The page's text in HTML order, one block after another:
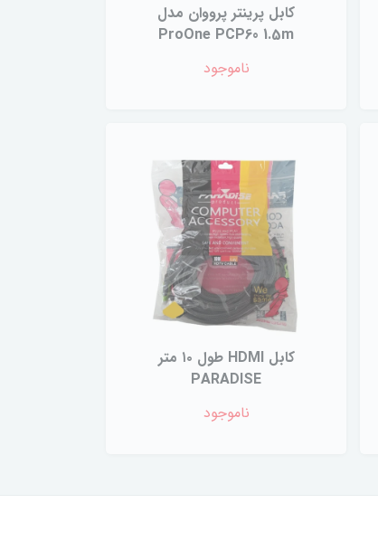
کابل پرینتر پرووان مدل
ProOne PCP60 1.5m
ناموجود
کابل HDMI طول ۱۰ متر
PARADISE
ناموجود